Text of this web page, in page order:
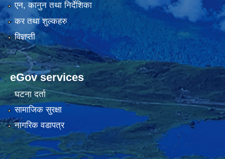
एन, कानुन तथा निर्देशिका
कर तथा शुल्कहरु
विज्ञप्ती
eGov services
घटना दर्ता
सामाजिक सुरक्षा
नागरिक वडापत्र